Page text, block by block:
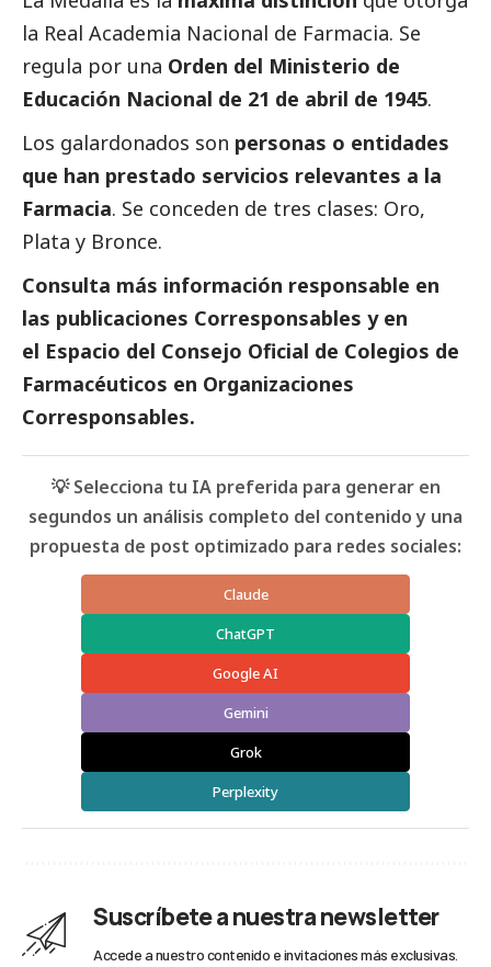
la Real Academia Nacional de Farmacia. Se
regula por una Orden del Ministerio de
Educación Nacional de 21 de abril de 1945.
Los galardonados son personas o entidades
que han prestado servicios relevantes a la
Farmacia. Se conceden de tres clases: Oro,
Plata y Bronce.
Consulta más información responsable en
las publicaciones Corresponsables y en
el Espacio del Consejo Oficial de Colegios de
Farmacéuticos en Organizaciones
Corresponsables.
💡 Selecciona tu IA preferida para generar en
segundos un análisis completo del contenido y una
propuesta de post optimizado para redes sociales:
Claude
ChatGPT
Google AI
Gemini
Grok
Perplexity
Suscríbete a nuestra newsletter
Accede a nuestro contenido e invitaciones más exclusivas.